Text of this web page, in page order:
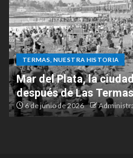
TERMAS, NUESTRA HISTORIA
La histórica filmación
tuvo a Las Termas
20 de mayo de 2026